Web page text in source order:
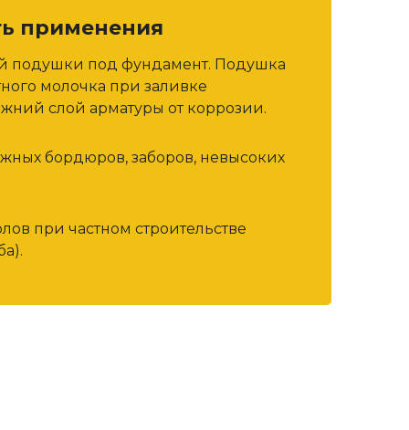
применения
подушки под фундамент. Подушка
молочка при заливке
слой арматуры от коррозии.
бордюров, заборов, невысоких
при частном строительстве